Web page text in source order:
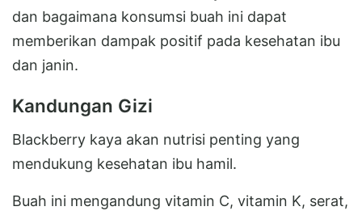
dan bagaimana konsumsi buah ini dapat
memberikan dampak positif pada kesehatan ibu
dan janin.
Kandungan Gizi
Blackberry kaya akan nutrisi penting yang
mendukung kesehatan ibu hamil.
Buah ini mengandung vitamin C, vitamin K, serat,